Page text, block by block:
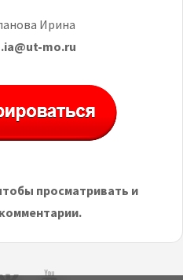
Ирина
.ia@ut-mo.ru
просматривать и